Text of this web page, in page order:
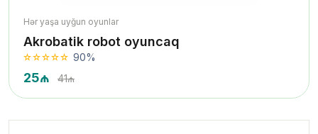
Hər yaşa uyğun oyunlar
Akrobatik robot oyuncaq
90%
25₼ 41₼